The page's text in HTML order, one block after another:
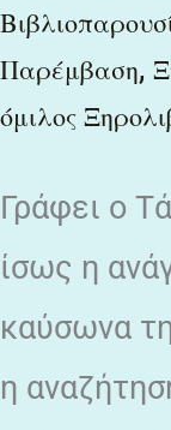
Παρέμβαση,
όμιλος
Γράφει ο
ίσως η
καύσωνα
η